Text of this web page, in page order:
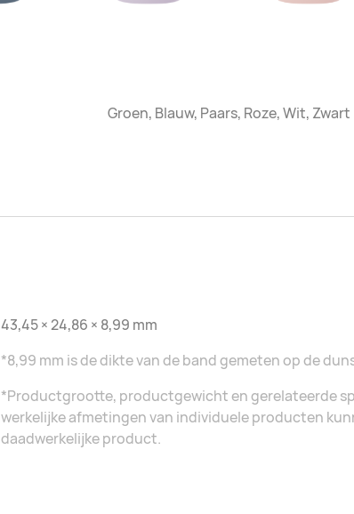
Groen, Blauw, Paars, Roze, Wit, Zwart
43,45 × 24,86 × 8,99 mm
*8,99 mm is de dikte van de band gemeten op de
*Productgrootte, productgewicht en gerelateerde
werkelijke afmetingen van individuele producten
daadwerkelijke product.